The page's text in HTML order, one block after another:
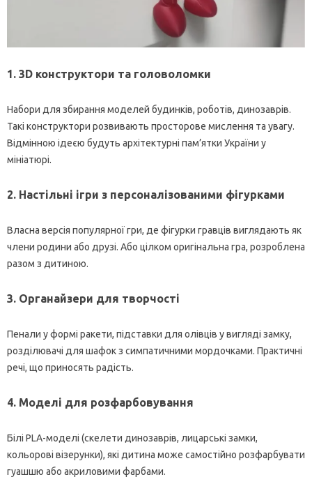
1. 3D конструктори та головоломки
Набори для збирання моделей будинків, роботів, динозаврів.
Такі конструктори розвивають просторове мислення та увагу.
Відмінною ідеєю будуть архітектурні пам’ятки України у
мініатюрі.
2. Настільні ігри з персоналізованими фігурками
Власна версія популярної гри, де фігурки гравців виглядають як
члени родини або друзі. Або цілком оригінальна гра, розроблена
разом з дитиною.
3. Органайзери для творчості
Пенали у формі ракети, підставки для олівців у вигляді замку,
розділювачі для шафок з симпатичними мордочками. Практичні
речі, що приносять радість.
4. Моделі для розфарбовування
Білі PLA-моделі (скелети динозаврів, лицарські замки,
кольорові візерунки), які дитина може самостійно розфарбувати
гуашшю або акриловими фарбами.